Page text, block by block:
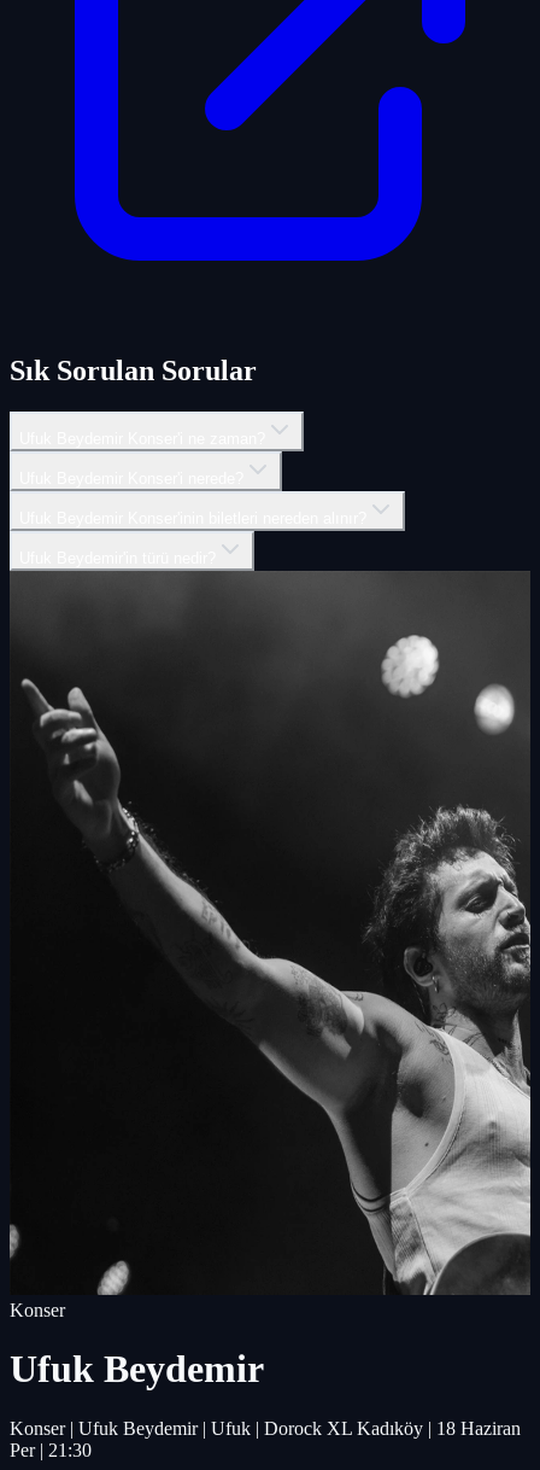
Sık Sorulan Sorular
Konser
Ufuk Beydemir
Konser | Ufuk Beydemir | Ufuk | Dorock XL Kadıköy | 18 Haziran
Per | 21:30